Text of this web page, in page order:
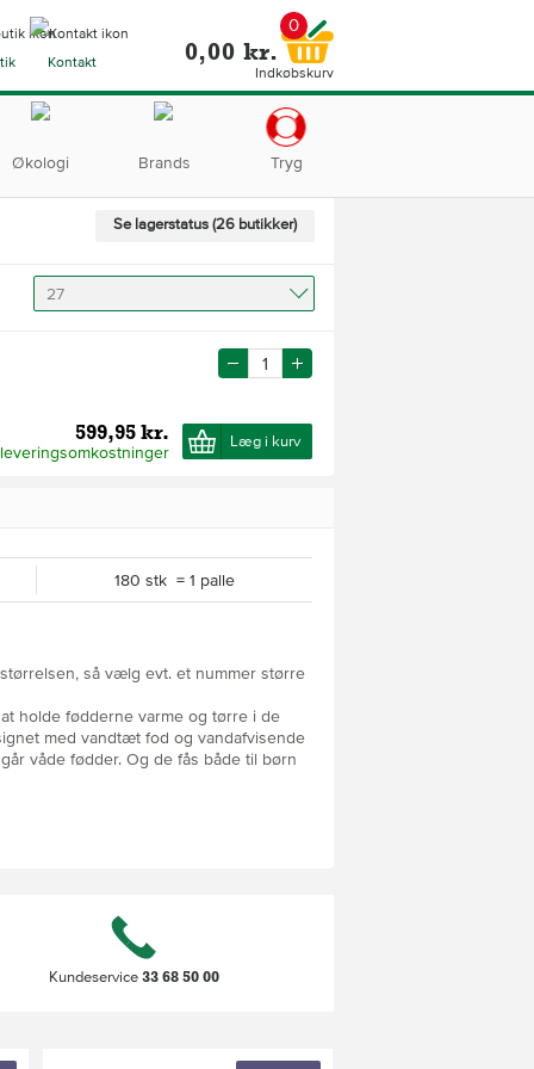
Kontakt
0
0,00 kr.
Indkøbskurv
Økologi Brands Tryg
Se lagerstatus (26 butikker)
27
599,95 kr. Læg i kurv
180 stk = 1 palle
så vælg evt. et nummer større
holde fødderne varme og tørre i de
med vandtæt fod og vandafvisende
våde fødder. Og de fås både til børn
maksimal komfort og beskyttelse mod
hele dagen. Refleksdetaljer øger
omgivelser, hvilket er ideelt til
dem desuden nemme at tage af og på.
Kundeservice33 68 50 00